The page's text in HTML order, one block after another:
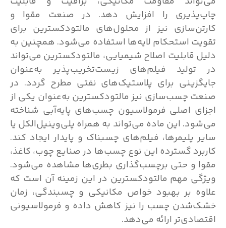
چاپ‌پذیری را افزایش دهد. در صنعت مقوا و
کارتن‌سازی نیز از محلول‌های مالتودکسترین برای
تقویت استحکام لایه‌ها استفاده می‌شود. همچنین به
دلیل قابلیت اصلاح شیمیایی، مالتودکسترین می‌تواند
در تولید فیلم‌های زیست‌تخریب‌پذیر به‌عنوان
جایگزینی برای پلاستیک‌های نفتی مطرح گردد. در
صنعت چسب‌سازی نیز مالتودکسترین به‌عنوان یکی از
اجزای اصلی فرمولاسیون چسب‌های پایه‌آبی شناخته
می‌شود. این ماده می‌تواند به همراه پلی‌وینیل‌الکل یا
سایر پلیمرها، فیلم‌های چسبناک و پایدار ایجاد کند.
کاربرد گسترده این نوع چسب‌ها در صنایع چوب، کاغذ،
مقوا و حتی برچسب‌گذاری بطری‌ها مشاهده می‌شود.
ویژگی مهم مالتودکسترین در این زمینه آن است که
علاوه بر بهبود خواص مکانیکی و چسبندگی، زمان
خشک‌شدن چسب را نیز کاهش داده و فرمولاسیونی
اقتصادی‌تر ارائه می‌دهد.